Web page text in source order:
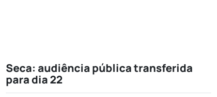
Seca: audiência pública transferida
para dia 22